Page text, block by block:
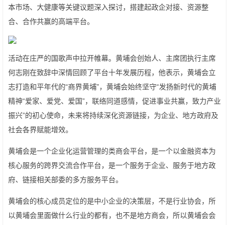
本市场、大健康等关键议题深入探讨，搭建起政企对接、资源整
合、合作共赢的高端平台。
活动在庄严的国歌声中拉开帷幕。黄埔会创始人、主席团执行主席
何志刚在致辞中深情回顾了平台十年发展历程，他表示，黄埔会立
志打造和平年代的“商界黄埔”，黄埔会始终坚守“发扬新时代的黄埔
精神“爱家、爱党、爱国”，联络同道感情，促进事业共赢，致力产业
振兴”的初心使命，未来将持续深化资源链接，为企业、地方政府及
社会各界赋能增效。
黄埔会是一个企业化运营管理的类商会平台，是一个以金融资本为
核心服务的跨界交流合作平台，是一个服务于企业、服务于地方政
府、链接相关部委的多方服务平台。
黄埔会的核心成员定位的是中小企业的决策层，不是行业协会，所
以黄埔会里面做什么行业的都有，也不是地方商会，所以黄埔会会